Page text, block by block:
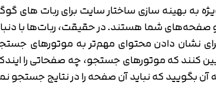
به بهینه سازی ساختار سایت برای ربات های
صفحه‌های شما هستند. در حقیقت، ربات‌ها با
نشان دادن محتوای مهم‌تر به موتورهای
کنند که موتورهای جستجو، چه صفحاتی را
آن بگویید که نباید آن صفحه را در نتایج